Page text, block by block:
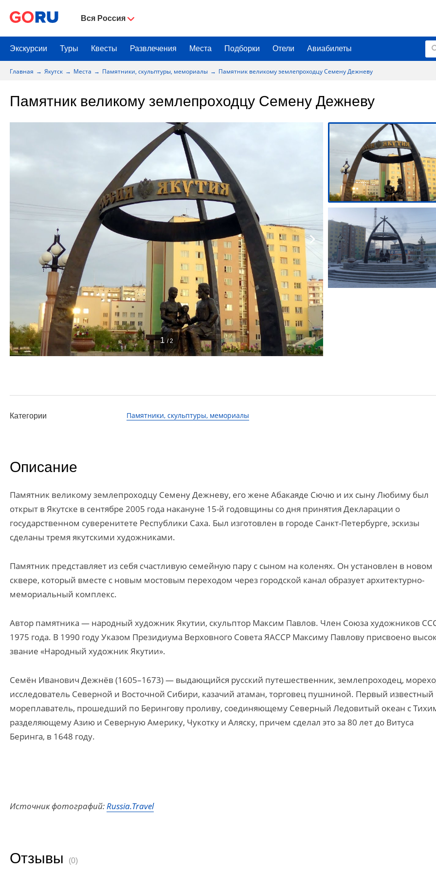
Вся Россия
Экскурсии Туры Квесты Развлечения Места Подборки Отели Авиабилеты
Главная Якутск Места Памятники, скульптуры, мемориалы Памятник великому землепроходцу Семену Дежневу
Памятник великому землепроходцу Семену Дежневу
1 / 2
Категории Памятники, скульптуры, мемориалы
Описание
Памятник великому землепроходцу Семену Дежневу, его жене Абакаяде Сючю и их сыну Любиму был
открыт в Якутске в сентябре 2005 года накануне 15-й годовщины со дня принятия Декларации о
государственном суверенитете Республики Саха. Был изготовлен в городе Санкт-Петербурге, эскизы
сделаны тремя якутскими художниками.
Памятник представляет из себя счастливую семейную пару с сыном на коленях. Он установлен в новом
сквере, который вместе с новым мостовым переходом через городской канал образует архитектурно-
мемориальный комплекс.
Автор памятника — народный художник Якутии, скульптор Максим Павлов. Член Союза художников
1975 года. В 1990 году Указом Президиума Верховного Совета ЯАССР Максиму Павлову присвоено
звание «Народный художник Якутии».
Семён Иванович Дежнёв (1605–1673) — выдающийся русский путешественник, землепроходец,
исследователь Северной и Восточной Сибири, казачий атаман, торговец пушниной. Первый известный
мореплаватель, прошедший по Берингову проливу, соединяющему Северный Ледовитый океан с
разделяющему Азию и Северную Америку, Чукотку и Аляску, причем сделал это за 80 лет до Витуса
Беринга, в 1648 году.
Источник фотографий:Russia.Travel
Отзывы (0)